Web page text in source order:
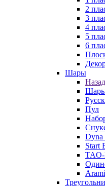
2
3
4
5
6
Шары
Назад
Пул
Dyna
Start